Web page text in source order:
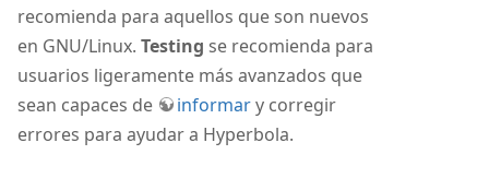
recomienda para aquellos que son nuevos
en GNU/Linux. Testing se recomienda para
usuarios ligeramente más avanzados que
sean capaces de
informary corregir
errores para ayudar a Hyperbola.